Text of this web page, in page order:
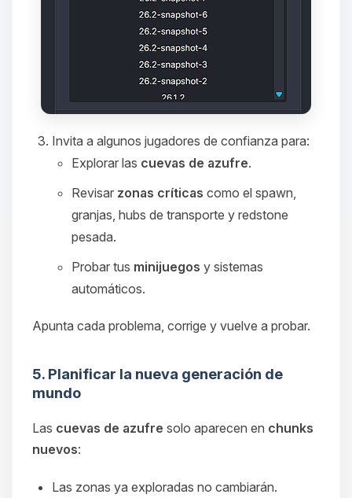
Invita a algunos jugadores de confianza para:
Explorar las cuevas de azufre.
Revisar zonas críticas como el spawn,
granjas, hubs de transporte y redstone
pesada.
Probar tus minijuegos y sistemas
automáticos.
Apunta cada problema, corrige y vuelve a probar.
5. Planificar la nueva generación de
mundo
Las cuevas de azufre solo aparecen en chunks
nuevos:
Las zonas ya exploradas no cambiarán.